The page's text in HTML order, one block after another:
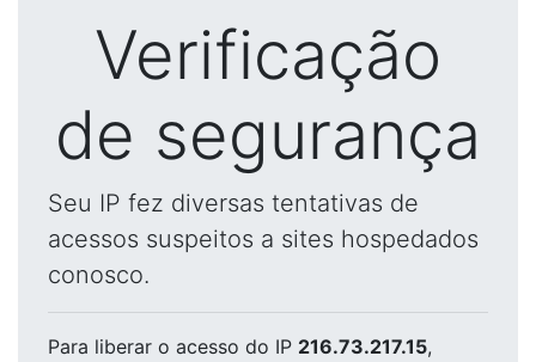
Verificação
de segurança
Seu IP fez diversas tentativas de
acessos suspeitos a sites hospedados
conosco.
Para liberar o acesso do IP 216.73.217.15,